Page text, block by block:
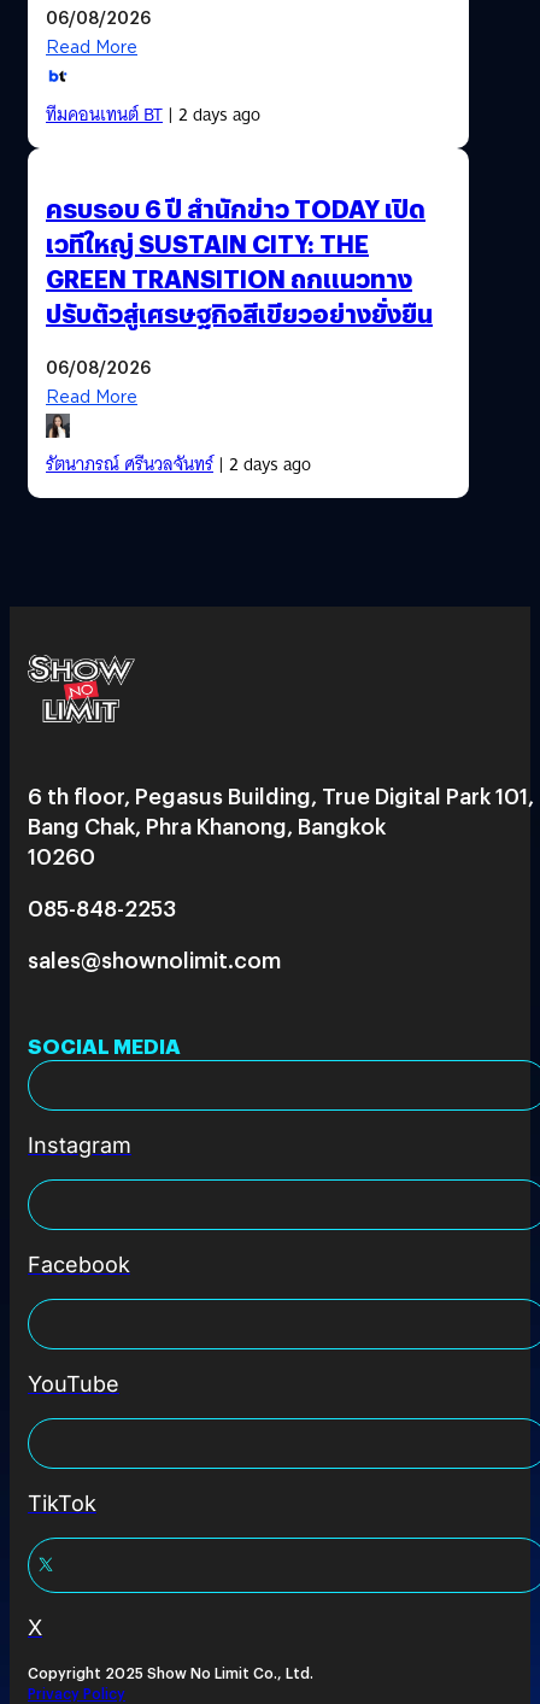
06/08/2026
Read More
ทีมคอนเทนต์ BT| 2 days ago
ครบรอบ 6 ปี สำนักข่าว TODAY เปิด
เวทีใหญ่ SUSTAIN CITY: THE
GREEN TRANSITION ถกแนวทาง
ปรับตัวสู่เศรษฐกิจสีเขียวอย่างยั่งยืน
06/08/2026
Read More
รัตนาภรณ์ ศรีนวลจันทร์| 2 days ago
6 th floor, Pegasus Building, True Digital Park 101,
Bang Chak, Phra Khanong, Bangkok
10260
085-848-2253
sales@shownolimit.com
SOCIAL MEDIA
Instagram
Facebook
YouTube
TikTok
X
Copyright 2025 Show No Limit Co., Ltd.
Privacy Policy